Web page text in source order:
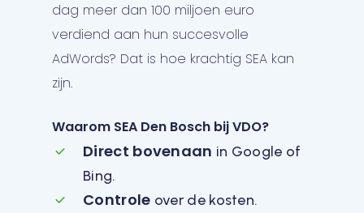
dag meer dan 100 miljoen euro
verdiend aan hun succesvolle
AdWords? Dat is hoe krachtig SEA kan
zijn.
Waarom SEA Den Bosch bij VDO?
Direct bovenaan in Google of
Bing.
Controle over de kosten.